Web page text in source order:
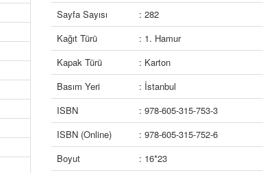
Sayfa Sayısı
: 282
Kağıt Türü
: 1. Hamur
Kapak Türü
: Karton
Basım Yeri
: İstanbul
ISBN
: 978-605-315-753-3
ISBN (Online)
: 978-605-315-752-6
Boyut
: 16*23